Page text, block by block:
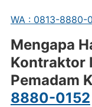
WA : 0813-8880-
Mengapa
Kontraktor
Pemadam
8880-0152